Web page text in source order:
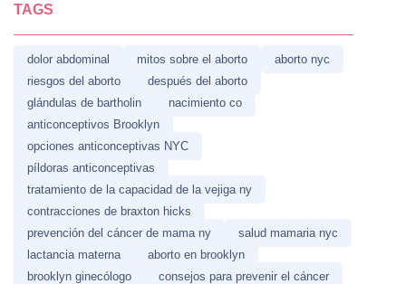
TAGS
dolor abdominal mitos sobre el aborto
aborto nyc
riesgos del aborto
después del aborto
glándulas de bartholin
nacimiento co
anticonceptivos Brooklyn
opciones anticonceptivas NYC
píldoras anticonceptivas
tratamiento de la capacidad de la vejiga ny
contracciones de braxton hicks
prevención del cáncer de mama ny
salud mamaria nyc
lactancia materna
aborto en brooklyn
brooklyn ginecólogo
consejos para prevenir el cáncer